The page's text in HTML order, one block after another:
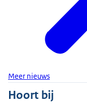
Meer nieuws
Hoort bij